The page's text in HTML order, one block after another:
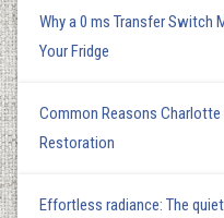
Why a 0 ms Transfer Switch
Your Fridge
Common Reasons Charlotte
Restoration
Effortless radiance: The